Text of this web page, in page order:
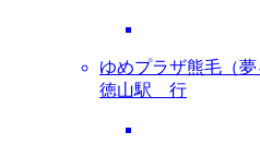
ゆめプラザ熊毛（夢
徳山駅 行